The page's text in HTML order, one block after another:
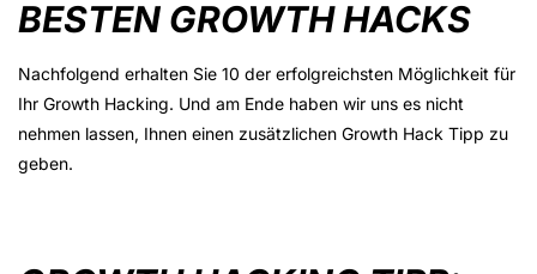
BESTEN GROWTH HACKS
Nachfolgend erhalten Sie 10 der erfolgreichsten Möglichkeit für
Ihr Growth Hacking. Und am Ende haben wir uns es nicht
nehmen lassen, Ihnen einen zusätzlichen Growth Hack Tipp zu
geben.